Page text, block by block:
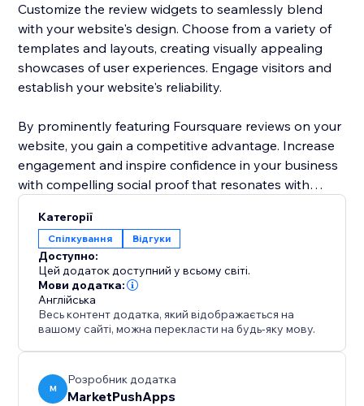
Customize the review widgets to seamlessly blend
with your website's design. Choose from a variety of
templates and layouts, creating visually appealing
showcases of user experiences. Engage visitors and
establish your website's reliability.
By prominently featuring Foursquare reviews on your
website, you gain a competitive advantage. Increase
engagement and inspire confidence in your business
with compelling social proof that resonates with
Elevate your website's reputation today with
Foursquare reviews to drive more traffic, boost
conversions, and solidify your position as a trusted
destination.
Категорії
Спілкування Відгуки
Доступно:
Цей додаток доступний у всьому світі.
Мови додатка:
Англійська
Весь контент додатка, який відображається на
вашому сайті, можна перекласти на будь-яку мову.
M
Розробник додатка
MarketPushApps